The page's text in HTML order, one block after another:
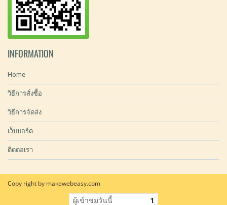
INFORMATION
Home
วิธีการสั่งซื้อ
วิธีการจัดส่ง
เว็บบอร์ด
ติดต่อเรา
Copy right by makewebeasy.com
ผู้เข้าชมวันนี้ 1